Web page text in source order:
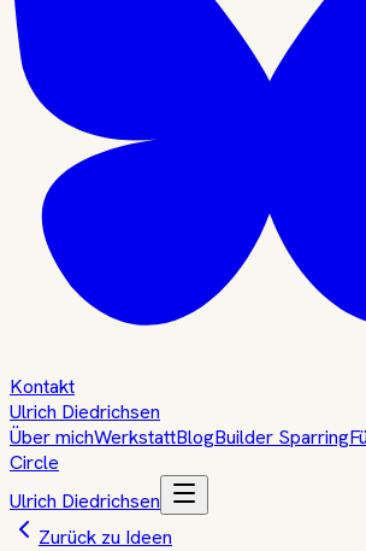
Kontakt
Ulrich Diedrichsen
Über michWerkstattBlogBuilder Sparring
Circle
Ulrich Diedrichsen
Zurück zu Ideen